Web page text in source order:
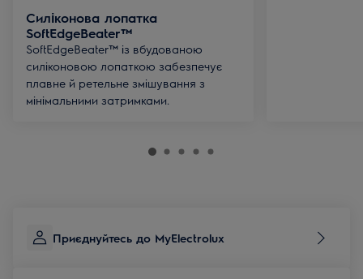
Силіконова лопатка
SoftEdgeBeater™
SoftEdgeBeater™ із вбудованою
силіконовою лопаткою забезпечує
плавне й ретельне змішування з
мінімальними затримками.
Приєднуйтесь до MyElectrolux